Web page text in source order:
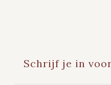
Schrijf je in